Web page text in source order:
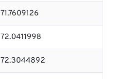
71.7609126
72.0411998
72.3044892